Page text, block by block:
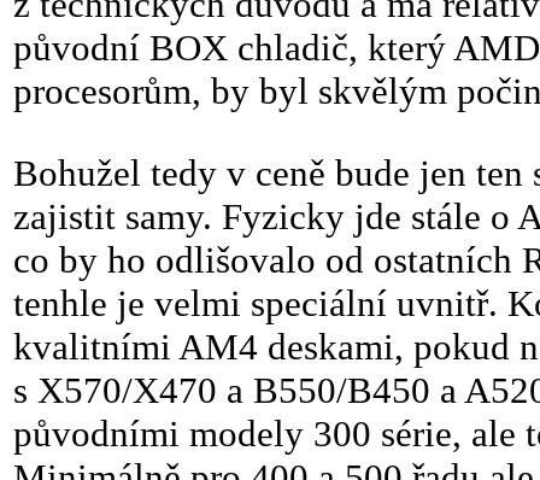
původní BOX chladič, který
procesorům, by byl skvělým
Bohužel tedy v ceně bude jen
zajistit samy. Fyzicky jde stále o
co by ho odlišovalo od ostatních
tenhle je velmi speciální uvnitř.
kvalitními AM4 deskami, pokud
s X570/X470 a B550/B450 a
původními modely 300 série,